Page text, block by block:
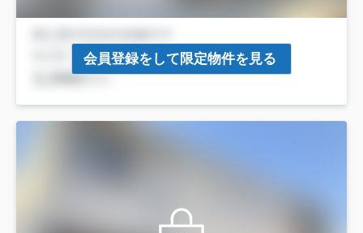
会員登録をして限定物件を見る